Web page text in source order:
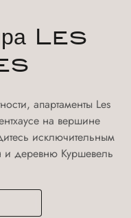
Les
апартаменты Les
на вершине
исключительным
деревню Куршевель